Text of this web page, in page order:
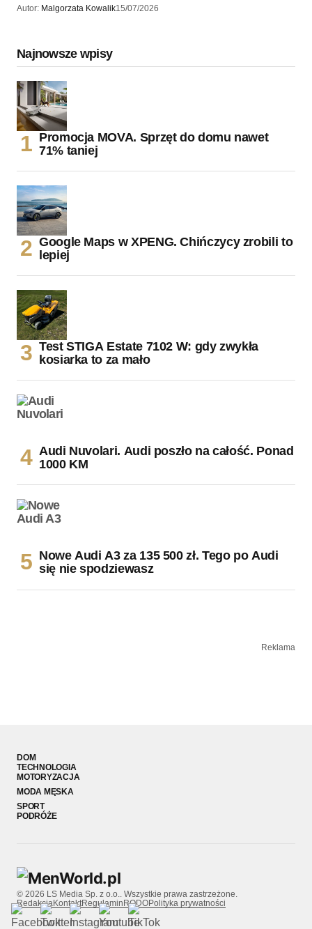
Autor: Malgorzata Kowalik15/07/2026
Najnowsze wpisy
Promocja MOVA. Sprzęt do domu nawet
71% taniej
Google Maps w XPENG. Chińczycy zrobili to
lepiej
Test STIGA Estate 7102 W: gdy zwykła
kosiarka to za mało
Audi Nuvolari. Audi poszło na całość. Ponad
1000 KM
Nowe Audi A3 za 135 500 zł. Tego po Audi
się nie spodziewasz
Reklama
DOM
TECHNOLOGIA
MOTORYZACJA
MODA MĘSKA
SPORT
PODRÓŻE
© 2026 LS Media Sp. z o.o.. Wszystkie prawa zastrzeżone.
RedakcjaKontaktRegulamin RODOPolityka prywatności